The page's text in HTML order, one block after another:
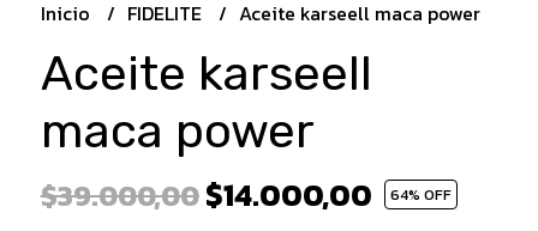
Inicio FIDELITE Aceite karseell maca power
Aceite karseell
maca power
$39.000,00$14.000,00 64% OFF